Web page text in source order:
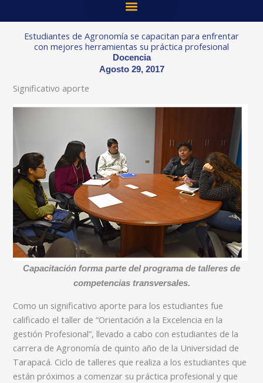
Estudiantes de Agronomía se capacitan para enfrentar
con mejores herramientas su práctica profesional
Docencia
Agosto 29, 2017
Significativo aporte
Capacitación forma parte del programa de talleres de
competencias transversales.
Como un significativo aporte para los estudiantes fue
calificado el taller de “Orientación a la Excelencia en la
gestión Profesional”, llevado a cabo con estudiantes de la
carrera de Agronomía de quinto año de la Universidad de
Tarapacá. Ciclo de talleres que realiza a los estudiantes que
están próximos a comenzar su práctica profesional y que